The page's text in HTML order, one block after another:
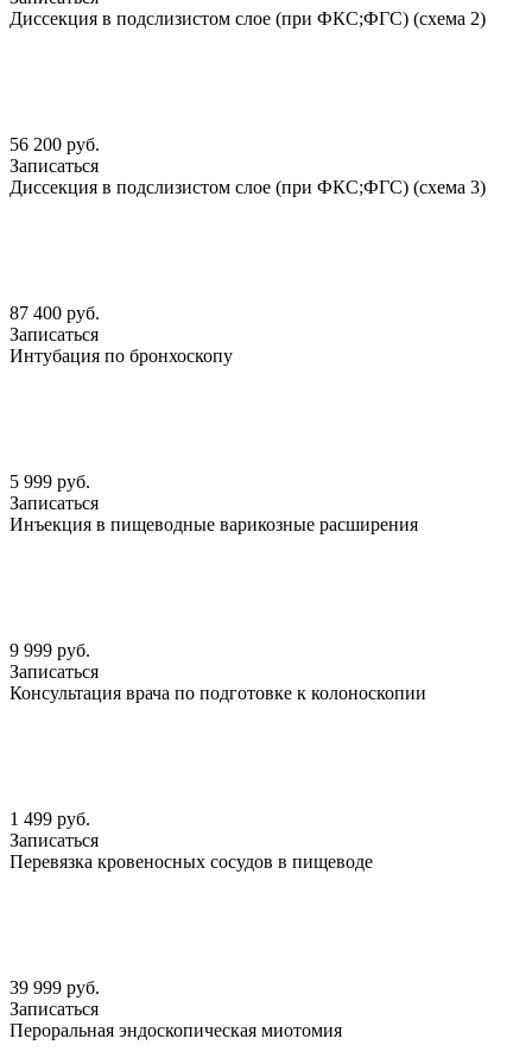
Диссекция в подслизистом слое (при ФКС;ФГС) (схема 2)
56 200 руб.
Записаться
Диссекция в подслизистом слое (при ФКС;ФГС) (схема 3)
87 400 руб.
Записаться
Интубация по бронхоскопу
5 999 руб.
Записаться
Инъекция в пищеводные варикозные расширения
9 999 руб.
Записаться
Консультация врача по подготовке к колоноскопии
1 499 руб.
Записаться
Перевязка кровеносных сосудов в пищеводе
39 999 руб.
Записаться
Пероральная эндоскопическая миотомия